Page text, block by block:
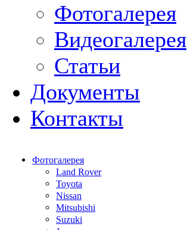
Фотогалерея
Видеогалерея
Статьи
Документы
Контакты
Фотогалерея
Land Rover
Toyota
Nissan
Mitsubishi
Suzuki